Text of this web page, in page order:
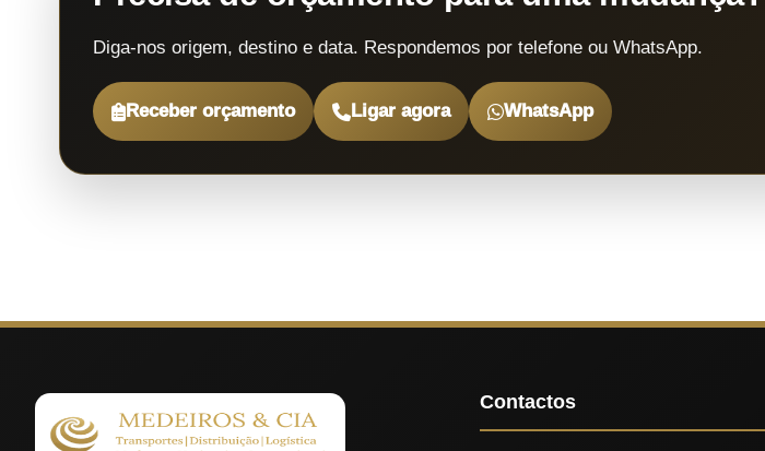
Diga-nos origem, destino e data. Respondemos por telefone ou WhatsApp.
Receber orçamento Ligar agora WhatsApp
Contactos